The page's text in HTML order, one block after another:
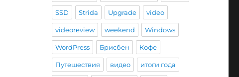
SSD Strida Upgrade video
videoreview weekend Windows
WordPress Брисбен Кофе
Путешествия видео итоги года